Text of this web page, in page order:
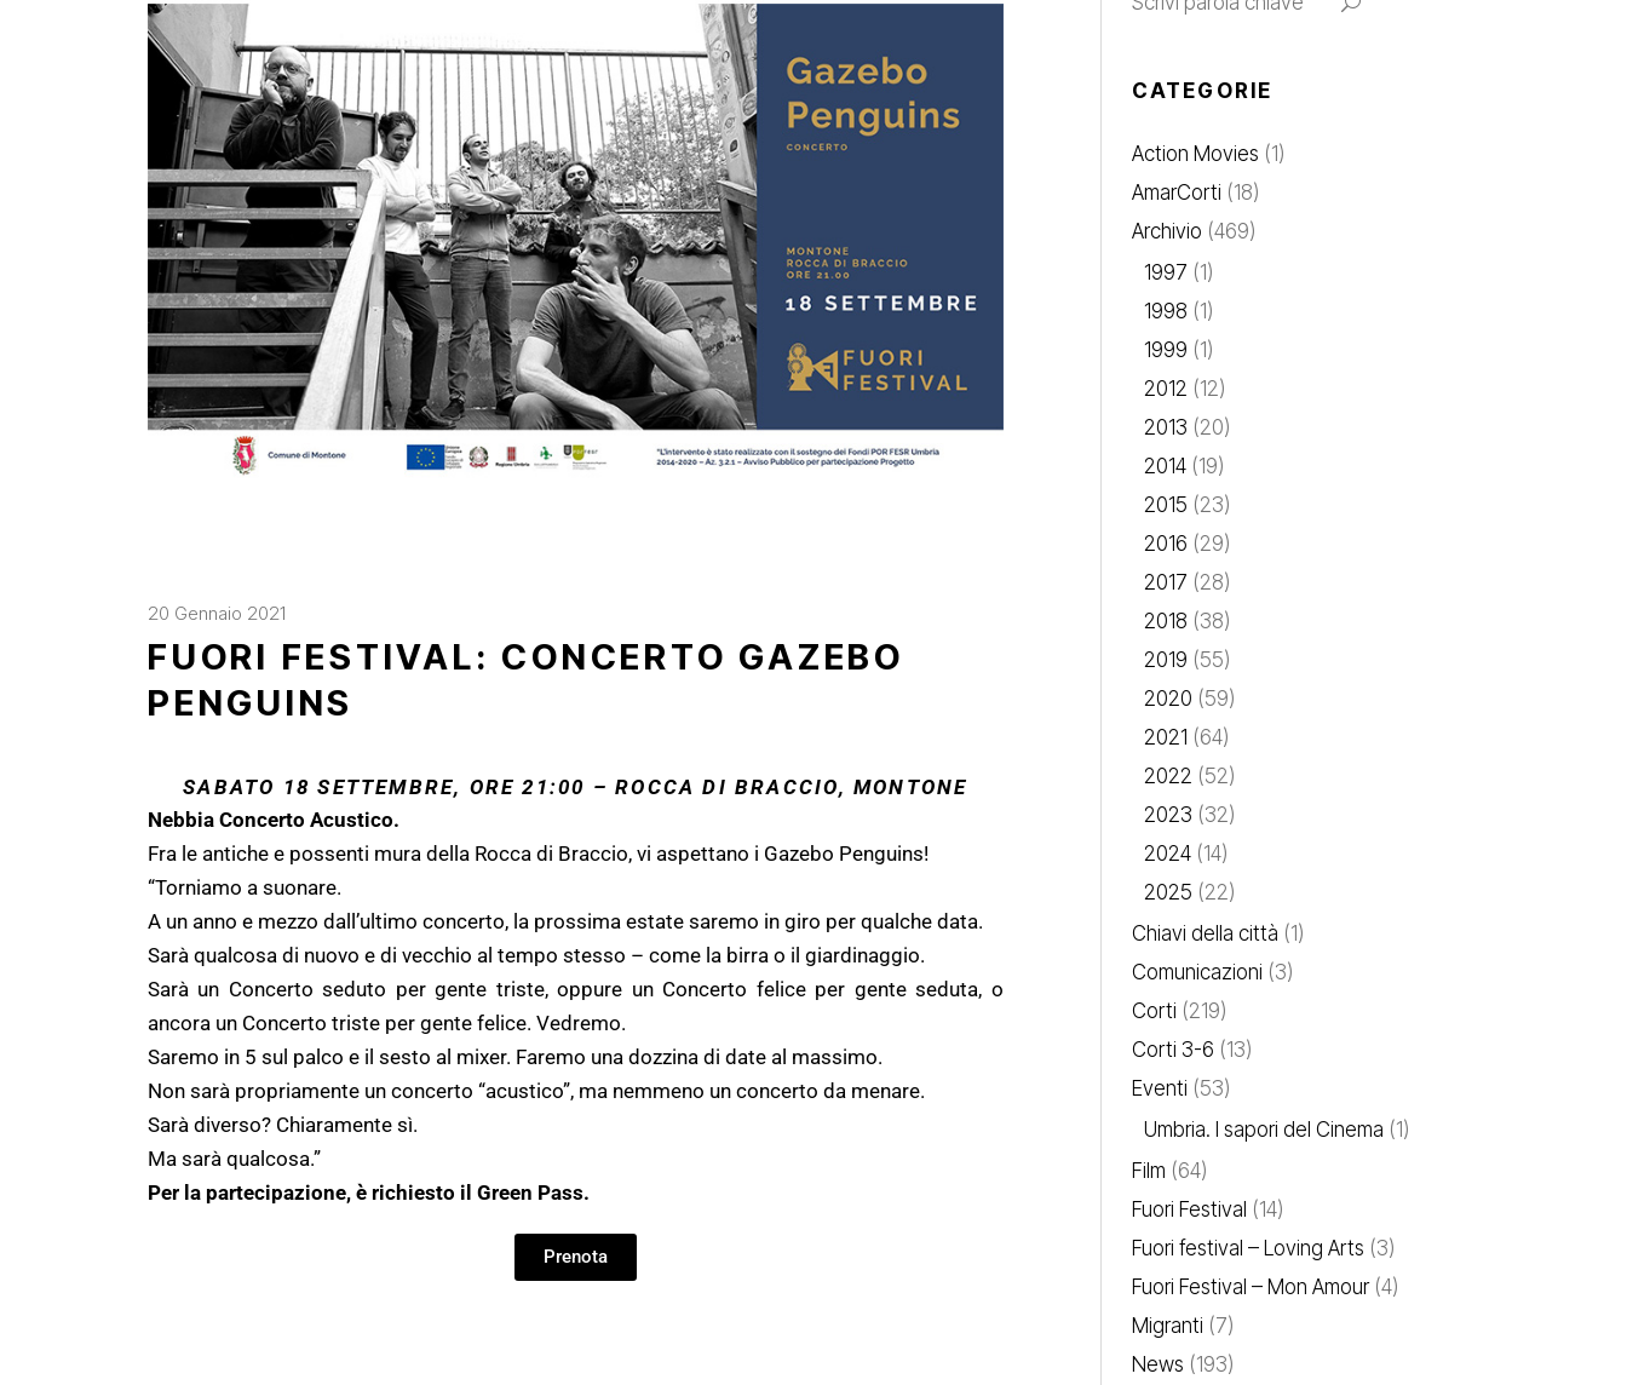
20 Gennaio 2021
FUORI FESTIVAL: CONCERTO GAZEBO
PENGUINS
SABATO 18 SETTEMBRE, ORE 21:00 – ROCCA DI BRACCIO, MONTONE
Nebbia Concerto Acustico.
Fra le antiche e possenti mura della Rocca di Braccio, vi aspettano i Gazebo Penguins!
“Torniamo a suonare.
A un anno e mezzo dall’ultimo concerto, la prossima estate saremo in giro per qualche data.
Sarà qualcosa di nuovo e di vecchio al tempo stesso – come la birra o il giardinaggio.
Sarà un Concerto seduto per gente triste, oppure un Concerto felice per gente seduta, o
ancora un Concerto triste per gente felice. Vedremo.
Saremo in 5 sul palco e il sesto al mixer. Faremo una dozzina di date al massimo.
Non sarà propriamente un concerto “acustico”, ma nemmeno un concerto da menare.
Sarà diverso? Chiaramente sì.
Ma sarà qualcosa.”
Per la partecipazione, è richiesto il Green Pass.
Prenota
CATEGORIE
Action Movies (1)
AmarCorti (18)
Archivio (469)
1997 (1)
1998 (1)
1999 (1)
2012 (12)
2013 (20)
2014(19)
2015 (23)
2016 (29)
2017 (28)
2018 (38)
2019 (55)
2020 (59)
2021 (64)
2022 (52)
2023 (32)
2024(14)
2025 (22)
Chiavi della città (1)
Comunicazioni (3)
Corti (219)
Corti 3-6 (13)
Eventi (53)
Umbria. I sapori del Cinema (1)
Film (64)
Fuori Festival (14)
Fuori festival – Loving Arts (3)
Fuori Festival – Mon Amour(4)
Migranti (7)
News (193)